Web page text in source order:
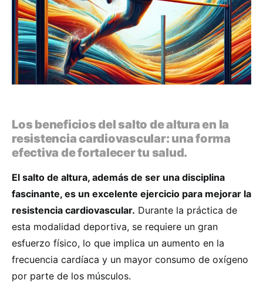
Los beneficios del salto de altura en la
resistencia cardiovascular: una forma
efectiva de fortalecer tu salud.
El salto de altura, además de ser una disciplina
fascinante, es un excelente ejercicio para mejorar la
resistencia cardiovascular. Durante la práctica de
esta modalidad deportiva, se requiere un gran
esfuerzo físico, lo que implica un aumento en la
frecuencia cardíaca y un mayor consumo de oxígeno
por parte de los músculos.